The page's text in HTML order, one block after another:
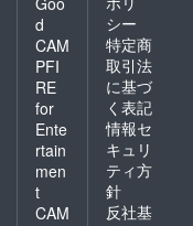
d
CAM
PFI
RE
for
Ente
rtain
men
t
CAM
シー
特定商
取引法
に基づ
く表記
情報セ
キュリ
ティ方
針
反社基